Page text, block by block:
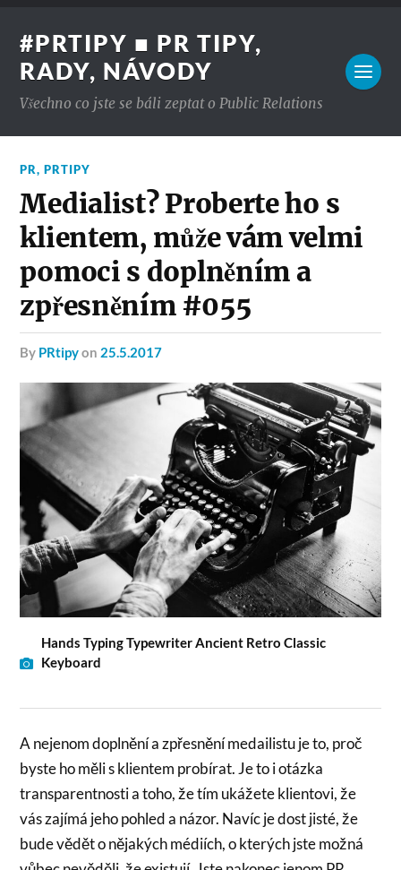
#PRTIPY ■ PR TIPY,
RADY, NÁVODY
Všechno co jste se báli zeptat o Public Relations
PR,PRTIPY
Medialist? Proberte ho s
klientem, může vám velmi
pomoci s doplněním a
zpřesněním #055
by PRtipyon 25.5.2017
Hands Typing Typewriter Ancient Retro Classic
Keyboard
A nejenom doplnění a zpřesnění medailistu je to, proč
byste ho měli s klientem probírat. Je to i otázka
transparentnosti a toho, že tím ukážete klientovi, že
vás zajímá jeho pohled a názor. Navíc je dost jisté, že
bude vědět o nějakých médiích, o kterých jste možná